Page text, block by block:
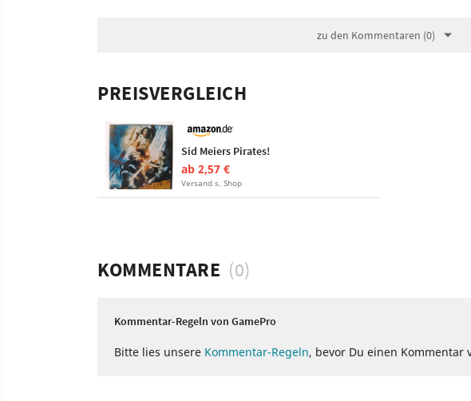
zu den Kommentaren (0)
PREISVERGLEICH
Sid Meiers Pirates!
ab 2,57 €
Versand s. Shop
KOMMENTARE (0)
Kommentar-Regeln von GamePro
Bitte lies unsere Kommentar-Regeln, bevor Du einen Kommentar